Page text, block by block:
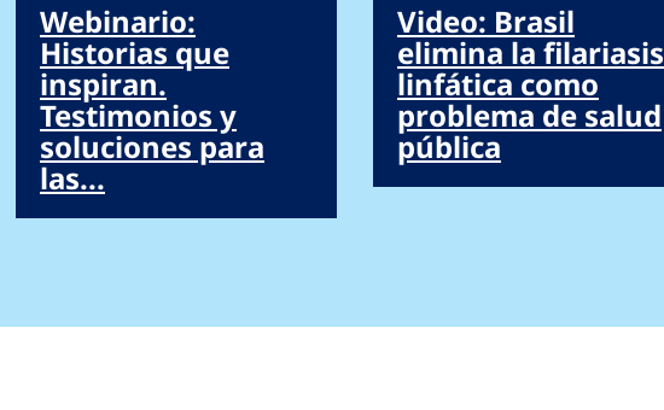
Webinario:
Historias que
inspiran.
Testimonios y
soluciones para
las...
Video: Brasil
elimina la filariasis
linfática como
problema de salud
pública